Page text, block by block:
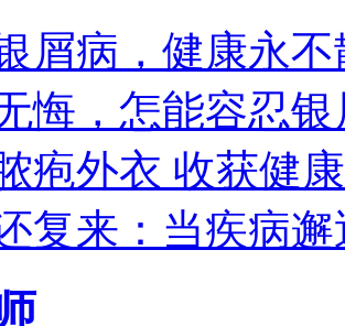
屑病，健康永不
悔，怎能容忍
疱外衣 收获健
复来：当疾病